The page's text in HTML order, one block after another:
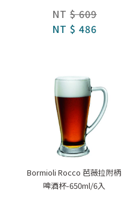
NT $ 609
NT $ 486
Bormioli Rocco 芭薇拉附柄
啤酒杯-650ml/6入